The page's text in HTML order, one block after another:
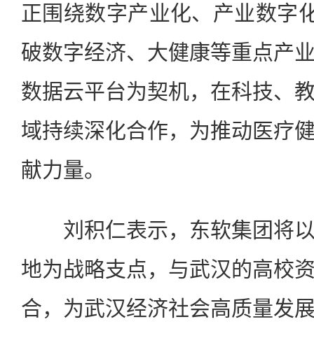
正围绕数字产业化、产业数字
破数字经济、大健康等重点产
数据云平台为契机，在科技、
域持续深化合作，为推动医疗
献力量。
刘积仁表示，东软集团将以
地为战略支点，与武汉的高校
合，为武汉经济社会高质量发